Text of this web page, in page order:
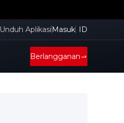
Unduh Aplikasi Masuk ID
Berlangganan